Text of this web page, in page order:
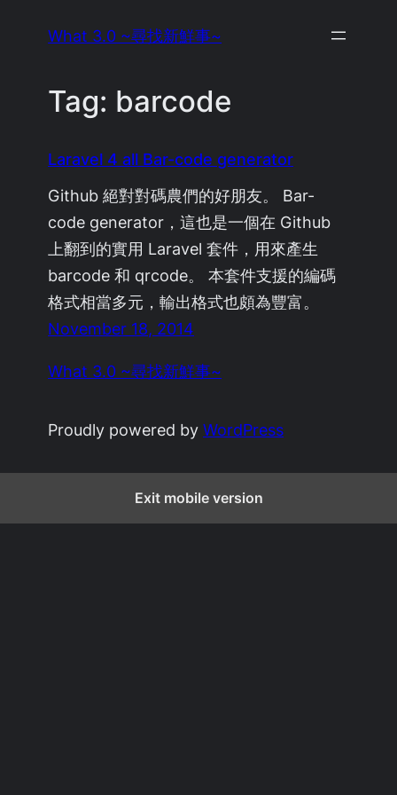
What 3.0 ~尋找新鮮事~
Tag: barcode
Laravel 4 all Bar-code generator
Github 絕對對碼農們的好朋友。 Bar-
code generator，這也是一個在 Github
上翻到的實用 Laravel 套件，用來產生
barcode 和 qrcode。 本套件支援的編碼
格式相當多元，輸出格式也頗為豐富。
November 18, 2014
What 3.0 ~尋找新鮮事~
Proudly powered byWordPress
Exit mobile version